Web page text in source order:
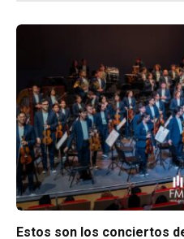
Estos son los conciertos